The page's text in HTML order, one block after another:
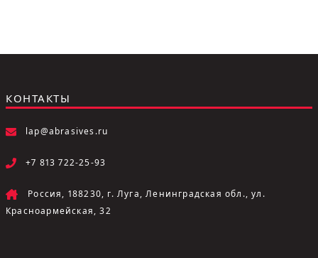
КОНТАКТЫ
lap@abrasives.ru
+7 813 722-25-93
Россия, 188230, г. Луга, Ленинградская обл., ул.
Красноармейская, 32